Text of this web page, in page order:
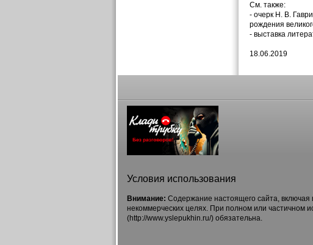
См. также:
- очерк Н. В.
рождения
- выставка
18.06.2019
Условия использования
Внимание: Содержание настоящего сайта, включая
некоммерческих целях. При полном или частичном
(http://www.yslepukhin.ru/) обязательна.